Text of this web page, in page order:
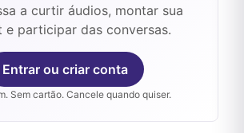
a curtir áudios, montar sua
e participar das conversas.
Entrar ou criar conta
Sem cartão. Cancele quando quiser.